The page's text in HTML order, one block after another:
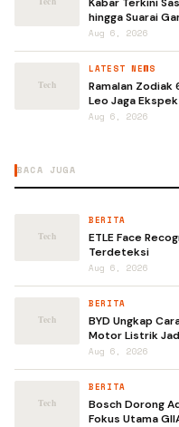
hingga Suarai
Aug 6, 2026
LATEST NEWS
Ramalan Zodiak
Leo Jaga
Aug 6, 2026
BACA JUGA
BERITA
ETLE Face
Terdeteksi
Aug 6, 2026
BERITA
BYD Ungkap
Motor Listrik
Aug 6, 2026
BERITA
Bosch Dorong
Fokus Utama